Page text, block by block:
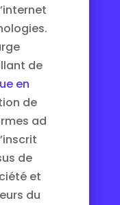
de
en
de
ad
de
et
du